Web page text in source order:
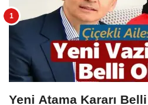
Yeni Atama Kararı